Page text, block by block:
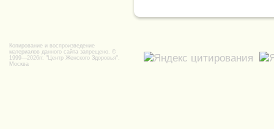
Копирование и воспроизведение
материалов данного сайта запрещено. ©
1999—2026гг. "Центр Женского Здоровья",
Москва